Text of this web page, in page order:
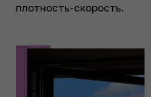
плотность-скорость.